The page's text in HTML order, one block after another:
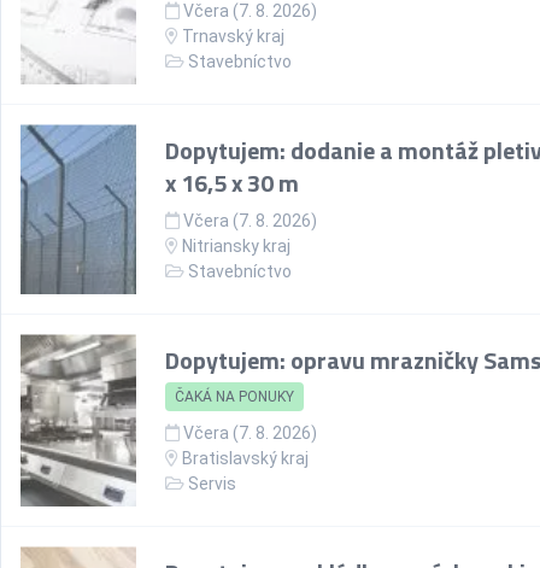
Včera (7. 8. 2026)
Trnavský kraj
Stavebníctvo
Dopytujem: dodanie a montáž
x 16,5 x 30 m
Včera (7. 8. 2026)
Nitriansky kraj
Stavebníctvo
Dopytujem: opravu mrazničky
ČAKÁ NA PONUKY
Včera (7. 8. 2026)
Bratislavský kraj
Servis